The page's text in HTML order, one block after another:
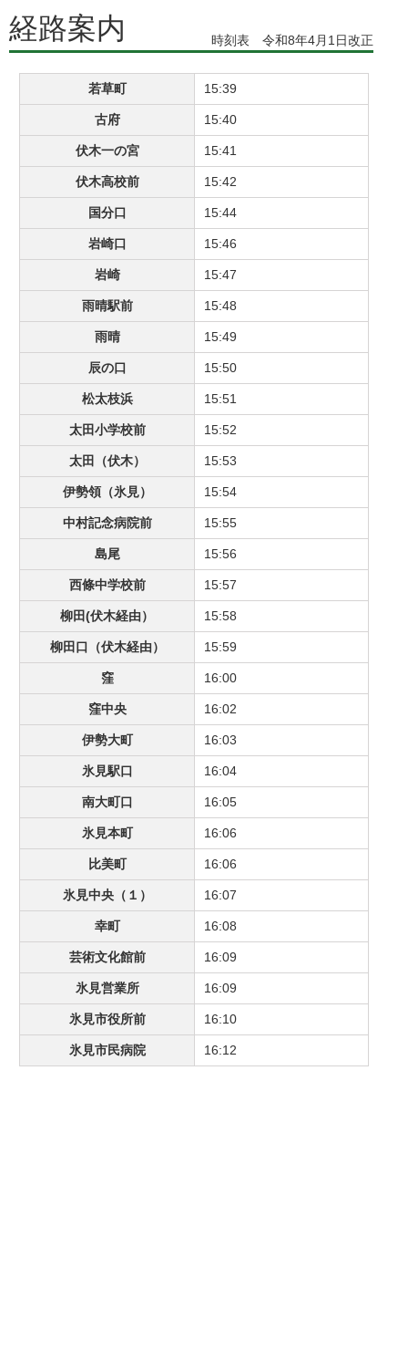
経路案内 時刻表 令和8年4月1日改正
若草町 15:39
古府 15:40
伏木一の宮 15:41
伏木高校前 15:42
国分口 15:44
岩崎口 15:46
岩崎 15:47
雨晴駅前 15:48
雨晴 15:49
辰の口 15:50
松太枝浜 15:51
太田小学校前 15:52
太田（伏木） 15:53
伊勢領（氷見） 15:54
中村記念病院前 15:55
島尾 15:56
西條中学校前 15:57
柳田(伏木経由） 15:58
柳田口（伏木経由） 15:59
窪 16:00
窪中央 16:02
伊勢大町 16:03
氷見駅口 16:04
南大町口 16:05
氷見本町 16:06
比美町 16:06
氷見中央（１） 16:07
幸町 16:08
芸術文化館前 16:09
氷見営業所 16:09
氷見市役所前 16:10
氷見市民病院 16:12